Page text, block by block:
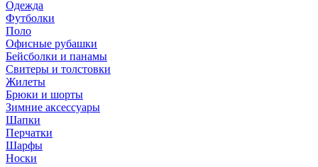
Одежда
Футболки
Поло
Офисные рубашки
Бейсболки и панамы
Свитеры и толстовки
Жилеты
Брюки и шорты
Зимние аксессуары
Шапки
Перчатки
Шарфы
Носки